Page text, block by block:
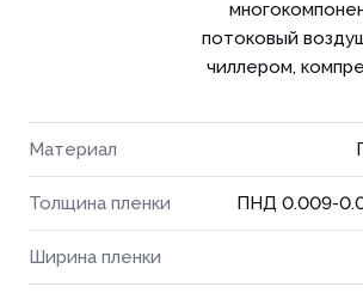
потоковый
чиллером,
Материал
Толщина пленки ПНД 0.009-
Ширина пленки